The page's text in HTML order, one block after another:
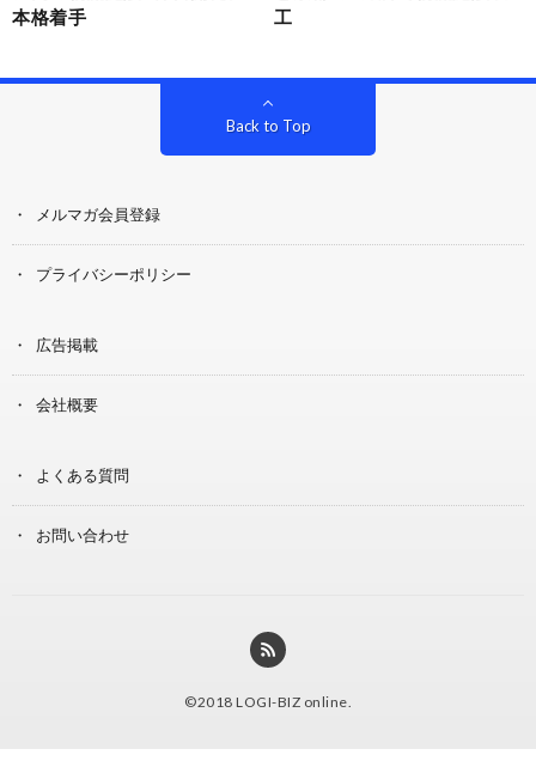
本格着手
工
Back to Top
メルマガ会員登録
プライバシーポリシー
広告掲載
会社概要
よくある質問
お問い合わせ
©2018 LOGI-BIZ online